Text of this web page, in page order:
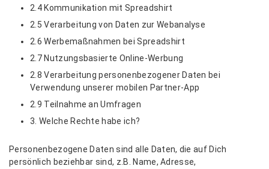
2.4 Kommunikation mit Spreadshirt
2.5 Verarbeitung von Daten zur Webanalyse
2.6 Werbemaßnahmen bei Spreadshirt
2.7 Nutzungsbasierte Online-Werbung
2.8 Verarbeitung personenbezogener Daten bei
Verwendung unserer mobilen Partner-App
2.9 Teilnahme an Umfragen
3. Welche Rechte habe ich?
Personenbezogene Daten sind alle Daten, die auf Dich
persönlich beziehbar sind, z.B. Name, Adresse,